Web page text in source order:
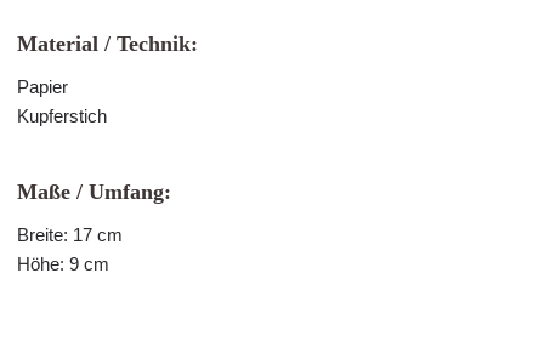
Material / Technik:
Papier
Kupferstich
Maße / Umfang:
Breite: 17 cm
Höhe: 9 cm